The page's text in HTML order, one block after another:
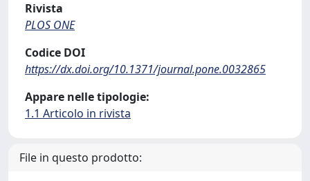
Rivista
PLOS ONE
Codice DOI
https://dx.doi.org/10.1371/journal.pone.0032865
Appare nelle tipologie:
1.1 Articolo in rivista
File in questo prodotto: